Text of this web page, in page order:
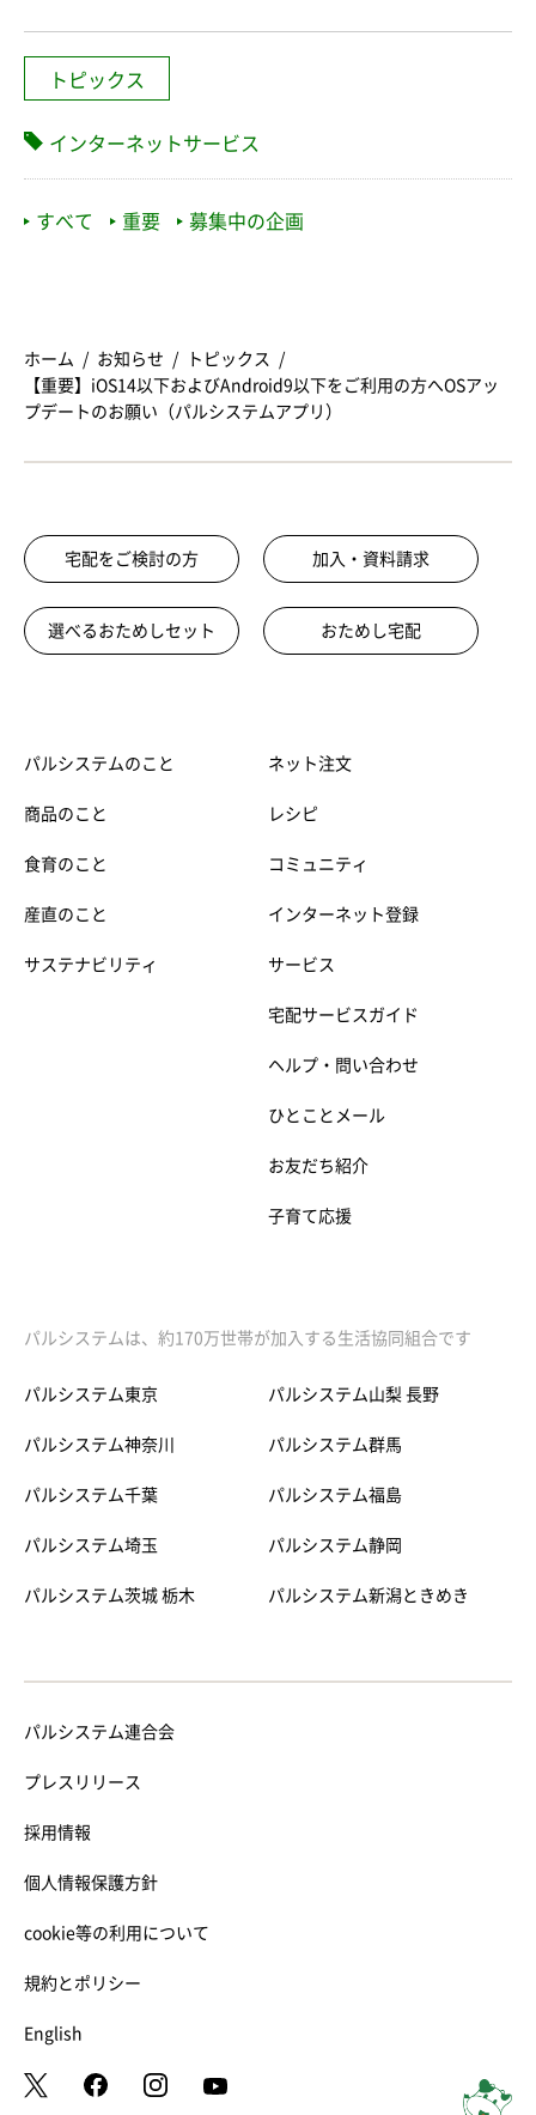
トピックス
インターネットサービス
すべて 重要 募集中の企画
ホーム お知らせ
トピックス
【重要】iOS14以下およびAndroid9以下をご利用の方へOSアッ
プデートのお願い（パルシステムアプリ）
宅配をご検討の方 加入・資料請求
選べるおためしセット おためし宅配
パルシステムのこと
商品のこと
食育のこと
産直のこと
サステナビリティ
ネット注文
レシピ
コミュニティ
インターネット登録
サービス
宅配サービスガイド
ヘルプ・問い合わせ
ひとことメール
お友だち紹介
子育て応援
パルシステムは、約170万世帯が加入する生活協同組合です
パルシステム東京
パルシステム神奈川
パルシステム千葉
パルシステム埼玉
パルシステム茨城 栃木
パルシステム山梨 長野
パルシステム群馬
パルシステム福島
パルシステム静岡
パルシステム新潟ときめき
パルシステム連合会
プレスリリース
採用情報
個人情報保護方針
cookie等の利用について
規約とポリシー
English